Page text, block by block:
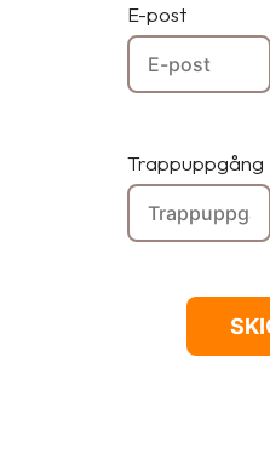
E-post
Trappuppgång